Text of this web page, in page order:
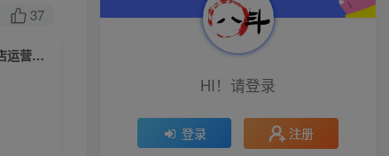
37
（6045期）2023淘短·课程精准人群快速爆发玩法，快速高效自创视频及全店运营思维
HI！请登录
登录 注册